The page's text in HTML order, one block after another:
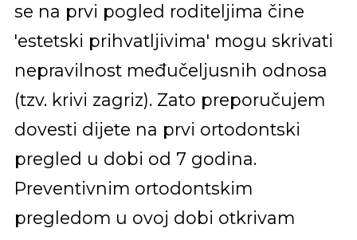
se na prvi pogled roditeljima čine
'estetski prihvatljivima' mogu skrivati
nepravilnost međučeljusnih odnosa
(tzv. krivi zagriz). Zato preporučujem
dovesti dijete na prvi ortodontski
pregled u dobi od 7 godina.
Preventivnim ortodontskim
pregledom u ovoj dobi otkrivam